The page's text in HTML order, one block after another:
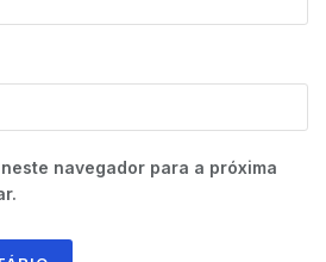
navegador para a próxima